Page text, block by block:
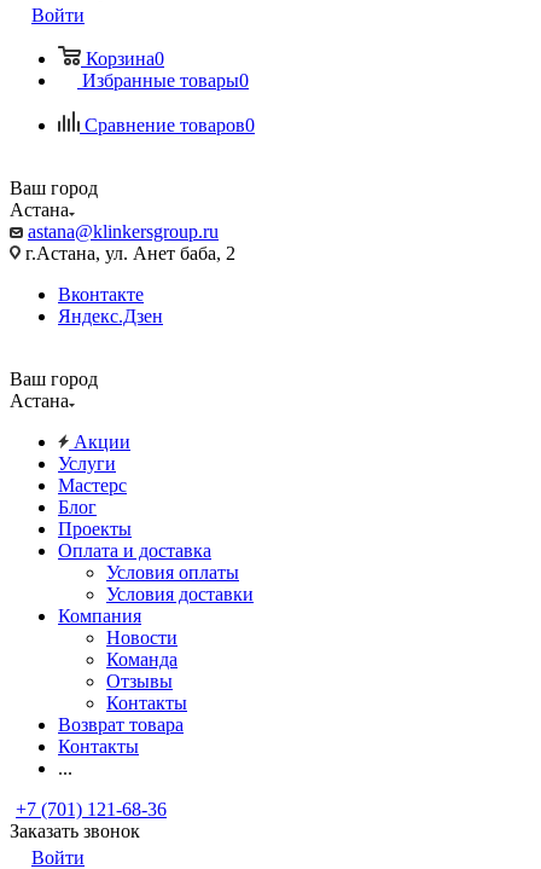
Войти
Корзина0
Избранные товары0
Сравнение товаров0
Ваш город
Астана
astana@klinkersgroup.ru
г.Астана, ул. Анет баба, 2
Вконтакте
Яндекс.Дзен
Ваш город
Астана
Акции
Услуги
Мастерс
Блог
Проекты
Оплата и доставка
Условия оплаты
Условия доставки
Компания
Новости
Команда
Отзывы
Контакты
Возврат товара
Контакты
...
+7 (701) 121-68-36
Заказать звонок
Войти